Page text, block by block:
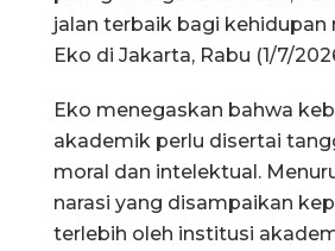
jalan terbaik bagi kehidupan
Eko di Jakarta, Rabu (1/7/
Eko menegaskan bahwa
akademik perlu disertai
moral dan intelektual.
narasi yang disampaikan
terlebih oleh institusi